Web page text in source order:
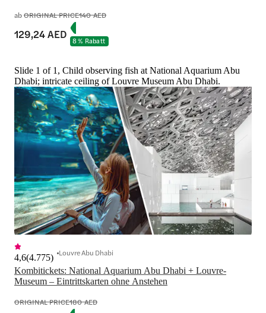
abORIGINAL PRICE140 AED
129,24 AED 8 % Rabatt
Slide 1 of 1, Child observing fish at National Aquarium Abu
Dhabi; intricate ceiling of Louvre Museum Abu Dhabi.
Kombitickets: National Aquarium Abu Dhabi + Louvre-
Museum – Eintrittskarten ohne Anstehen
4,6(4.775) Louvre Abu Dhabi
ORIGINAL PRICE180 AED